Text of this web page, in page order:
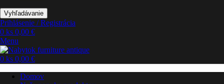
Vyhľadávanie
Prihlásenie / Registrácia
0 ks 0,00 €
Menu
0 ks 0,00 €
Domov